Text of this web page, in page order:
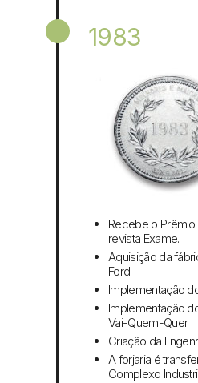
1983
Recebe o
revista Exame.
Aquisição da
Ford.
Implementação
Implementação
Vai-Quem-Quer.
Criação da
A forjaria é
Complexo